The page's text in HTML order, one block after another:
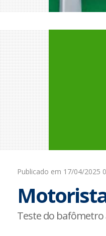
Publicado em 17/04/2025
Teste do